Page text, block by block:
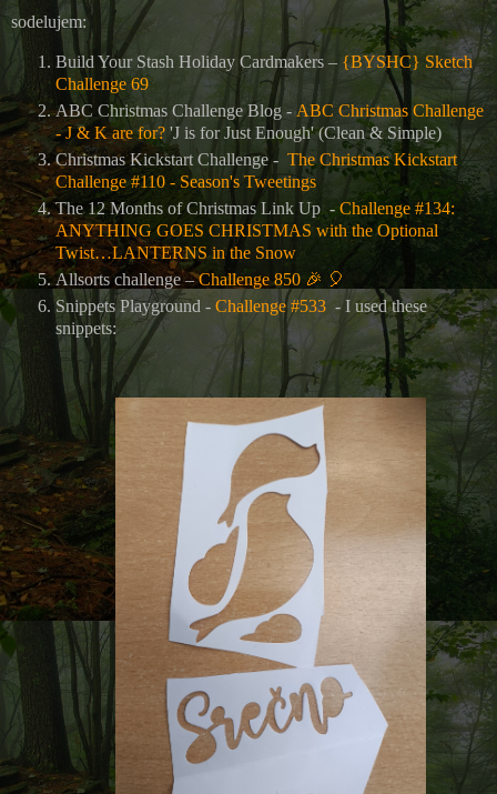
sodelujem:
Build Your Stash Holiday Cardmakers – {BYSHC} Sketch
Challenge 69
ABC Christmas Challenge Blog - ABC Christmas Challenge
- J & K are for? 'J is for Just Enough' (Clean & Simple)
Christmas Kickstart Challenge - The Christmas Kickstart
Challenge #110 - Season's Tweetings
The 12 Months of Christmas Link Up - Challenge #134:
ANYTHING GOES CHRISTMAS with the Optional
Twist…LANTERNS in the Snow
Allsorts challenge –Challenge 850 🎉 🎈
Snippets Playground - Challenge #533 - I used these
snippets: